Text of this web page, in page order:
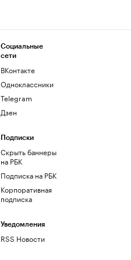
Социальные
сети
ВКонтакте
Одноклассники
Telegram
Дзен
Подписки
Скрыть баннеры
на РБК
Подписка на РБК
Корпоративная
подписка
Уведомления
RSS Новости